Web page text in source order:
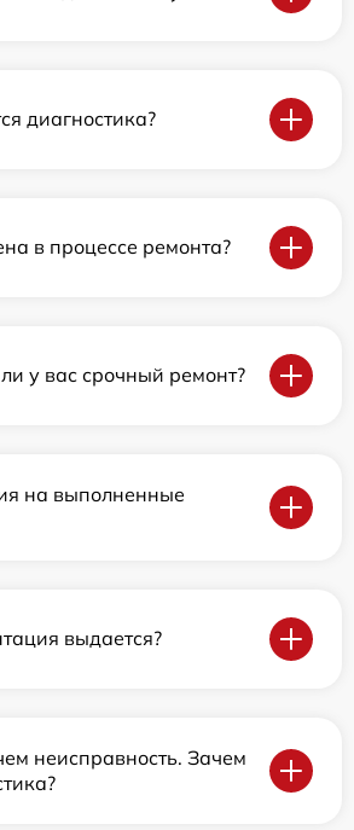
диагностика?
в процессе ремонта?
у вас срочный ремонт?
на выполненные
выдается?
неисправность. Зачем